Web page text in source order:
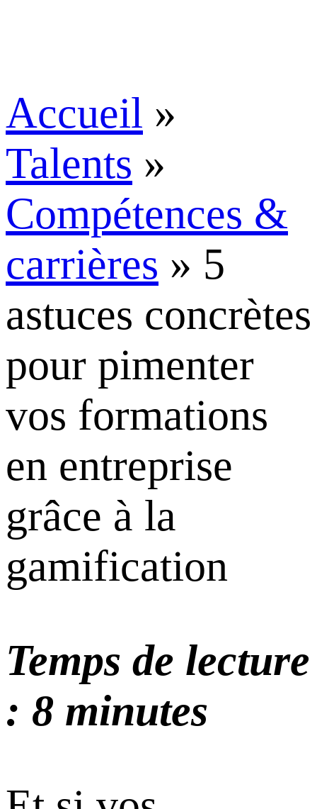
Accueil »
Talents »
Compétences &
carrières » 5
astuces concrètes
pour pimenter
vos formations
en entreprise
grâce à la
gamification
Temps de lecture
: 8 minutes